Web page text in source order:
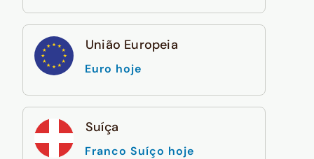
União Europeia
Euro hoje
Suíça
Franco Suíço hoje